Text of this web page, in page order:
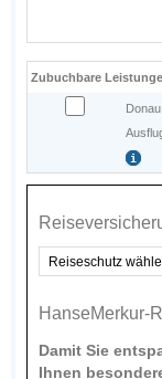
Zubuchbare
HanseMerkur-
Damit Sie
Ihnen